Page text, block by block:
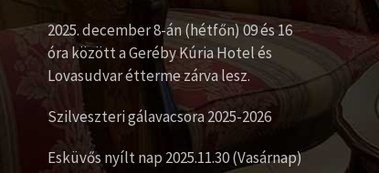
2025. december 8-án (hétfőn) 09 és 16
óra között a Geréby Kúria Hotel és
Lovasudvar étterme zárva lesz.
Szilveszteri gálavacsora 2025-2026
Esküvős nyílt nap 2025.11.30 (Vasárnap)